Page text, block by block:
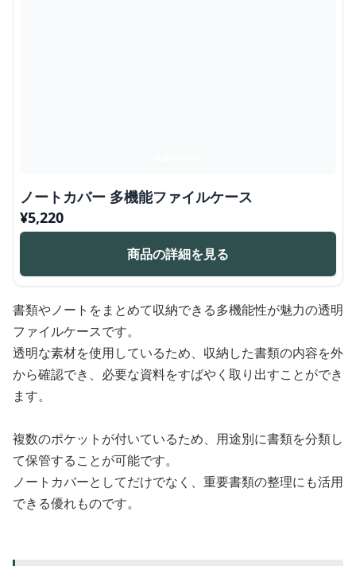
ノートカバー 多機能ファイルケース
¥5,220
商品の詳細を見る
書類やノートをまとめて収納できる多機能性が魅力の透明
ファイルケースです。
透明な素材を使用しているため、収納した書類の内容を外
から確認でき、必要な資料をすばやく取り出すことができ
ます。
複数のポケットが付いているため、用途別に書類を分類し
て保管することが可能です。
ノートカバーとしてだけでなく、重要書類の整理にも活用
できる優れものです。